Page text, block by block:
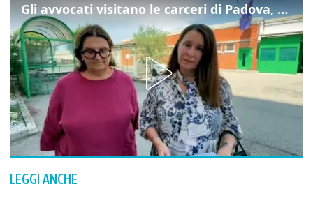
Gli avvocati visitano le carceri di Padova, ecco cosa hanno trovato
LEGGI ANCHE